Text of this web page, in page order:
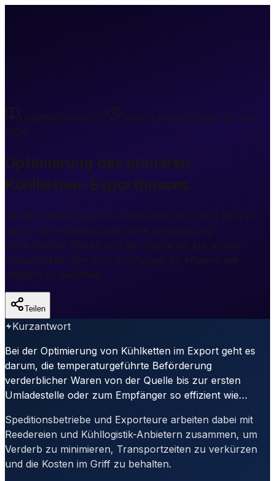
Logistik-GlossarDE 1 Min. LesezeitStand: 11. Juni
2026
Optimierung des primären
Kühlketten-Exportflusses
Bei der Optimierung von Kühlketten im Export geht es
darum, die temperaturgeführte Beförderung
verderblicher Waren von der Quelle bis zur ersten
Umladestelle oder zum Empfänger so effizient wie
möglich zu gestalten.
Teilen
Kurzantwort
Bei der Optimierung von Kühlketten im Export geht es
darum, die temperaturgeführte Beförderung
verderblicher Waren von der Quelle bis zur ersten
Umladestelle oder zum Empfänger so effizient wie…
Speditionsbetriebe und Exporteure arbeiten dabei mit
Reedereien und Kühllogistik-Anbietern zusammen, um
Verderb zu minimieren, Transportzeiten zu verkürzen
und die Kosten im Griff zu behalten.